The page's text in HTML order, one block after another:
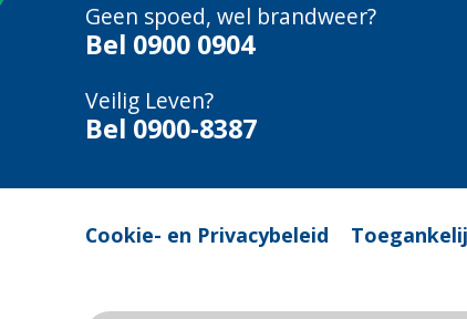
Geen spoed, wel brandweer?
Bel 0900 0904
Veilig Leven?
Bel 0900-8387
Cookie- en Privacybeleid